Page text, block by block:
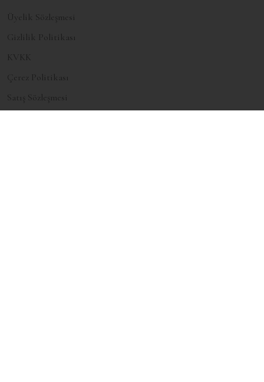
Üyelik Sözleşmesi
Gizlilik Politikası
KVKK
Çerez Politikası
Satış Sözleşmesi